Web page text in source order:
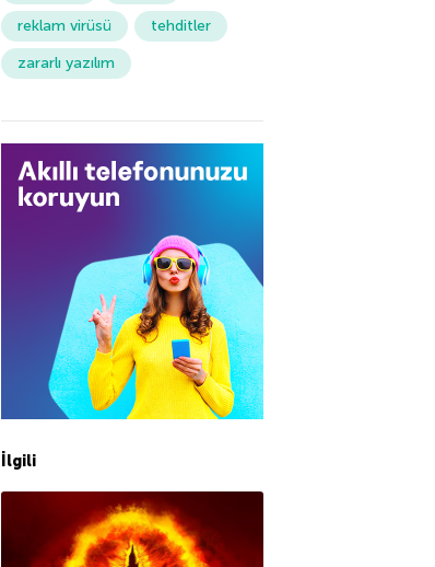
reklam virüsü
tehditler
zararlı yazılım
İlgili